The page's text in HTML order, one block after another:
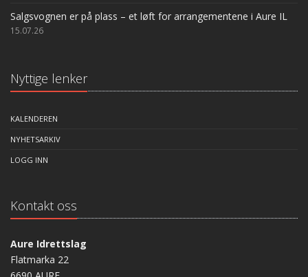
Salgsvognen er på plass – et løft for arrangementene i Aure IL
15.07.26
Nyttige lenker
KALENDEREN
NYHETSARKIV
LOGG INN
Kontakt oss
Aure Idrettslag
Flatmarka 22